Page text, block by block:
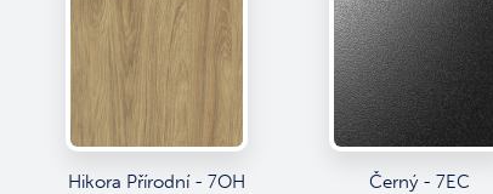
Hikora Přírodní - 7OH Černý - 7EC